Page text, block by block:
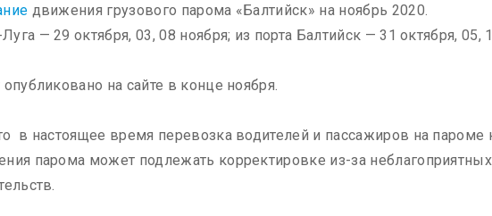
движения грузового парома «Балтийск» на ноябрь 2020.
— 29 октября, 03, 08 ноября; из порта Балтийск — 31 октября, 05,
на сайте в конце ноября.
в настоящее время перевозка водителей и пассажиров на пароме
парома может подлежать корректировке из-за неблагоприятных